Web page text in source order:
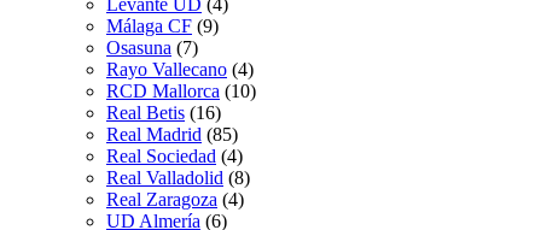
Málaga CF (9)
Osasuna (7)
Rayo Vallecano (4)
RCD Mallorca (10)
Real Betis (16)
Real Madrid (85)
Real Sociedad (4)
Real Valladolid (8)
Real Zaragoza (4)
UD Almería (6)